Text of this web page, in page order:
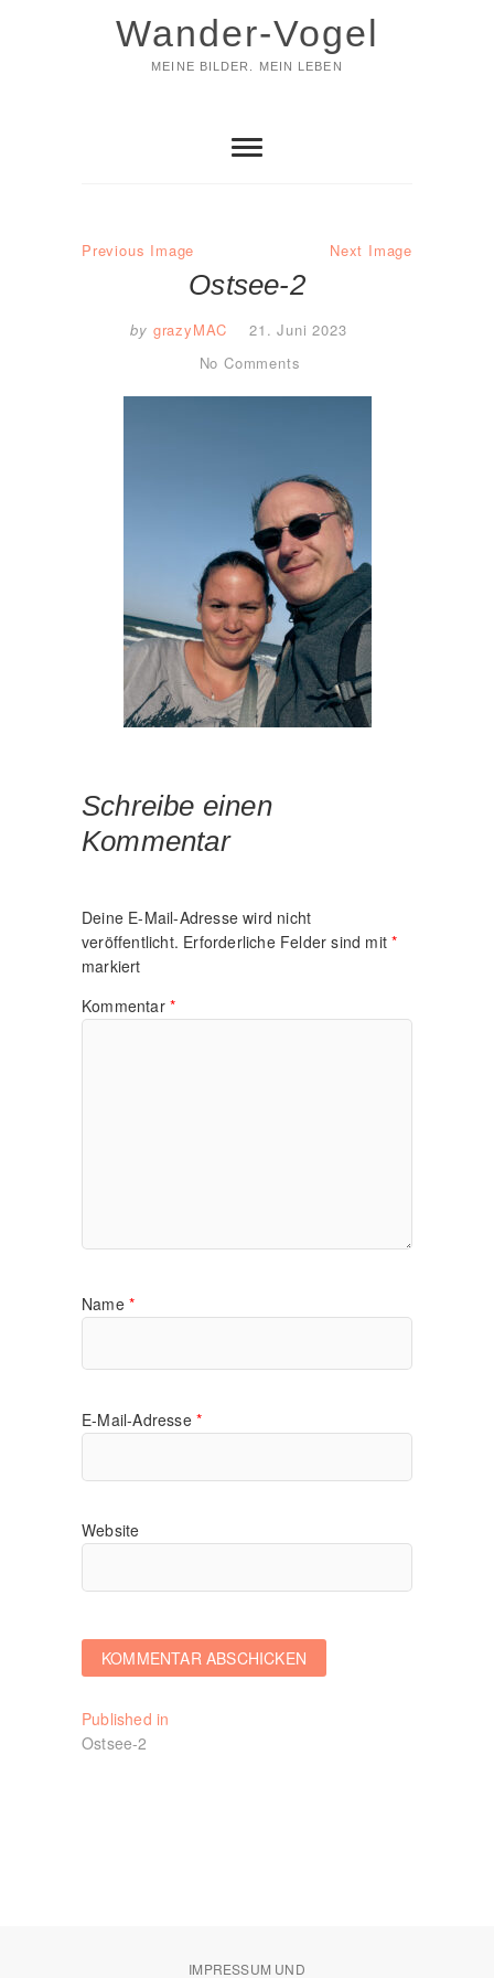
Wander-Vogel
MEINE BILDER. MEIN LEBEN
Previous Image Next Image
Ostsee-2
by grazyMAC
21. Juni 2023
No Comments
Schreibe einen
Kommentar
Deine E-Mail-Adresse wird nicht
veröffentlicht. Erforderliche Felder sind mit*
markiert
Kommentar *
Name *
E-Mail-Adresse *
Website
Beitragsnavigation
Published in
Ostsee-2
IMPRESSUM UND